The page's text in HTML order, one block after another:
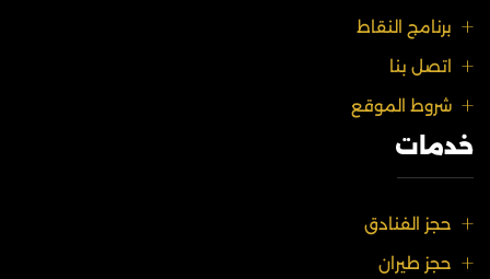
برنامج النقاط
اتصل بنا
شروط الموقع
خدمات
حجز الفنادق
حجز طيران